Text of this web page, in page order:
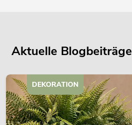
Aktuelle Blogbeiträge
DEKORATION